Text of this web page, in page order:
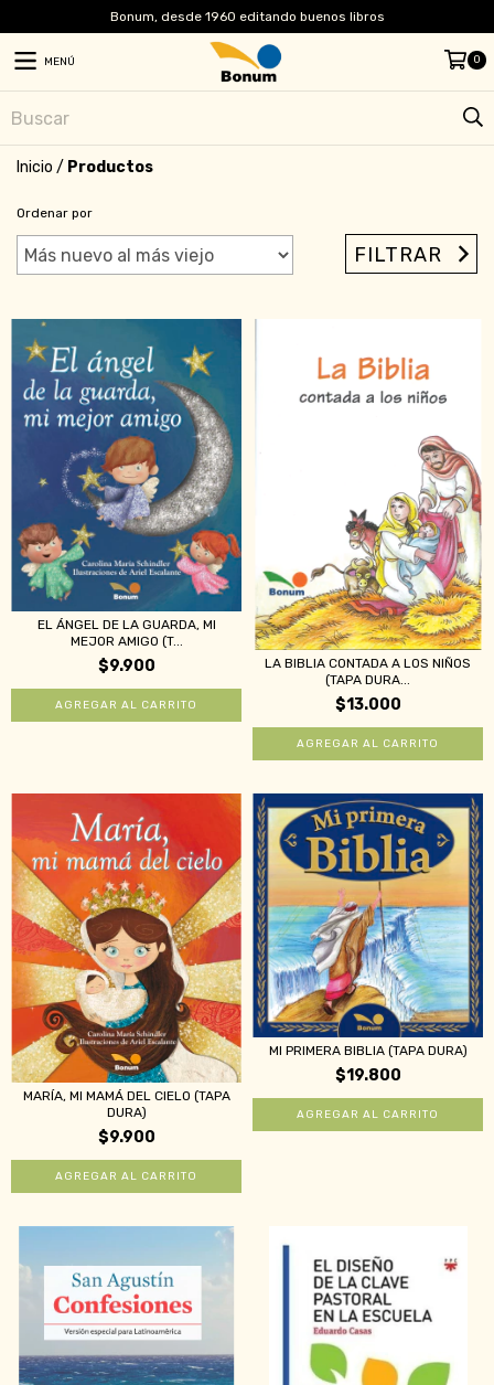
Bonum, desde 1960 editando buenos libros
MENÚ 0
Inicio / Productos
Ordenar por
FILTRAR
EL ÁNGEL DE LA GUARDA, MI
MEJOR AMIGO (T...
$9.900
LA BIBLIA CONTADA A LOS NIÑOS
(TAPA DURA...
$13.000
MARÍA, MI MAMÁ DEL CIELO (TAPA
DURA)
$9.900
MI PRIMERA BIBLIA (TAPA DURA)
$19.800